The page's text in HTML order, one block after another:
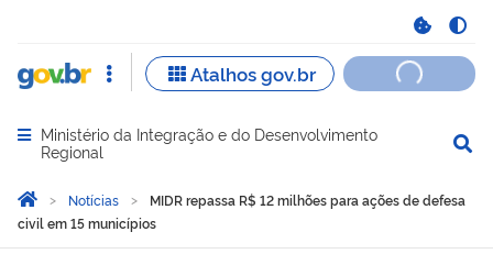
Abrir menu principal de navegação
Ministério da Integração e do Desenvolvimento
Regional
Você está aqui:
Página Inicial
Notícias
MIDR repassa R$ 12 milhões para ações de defesa
civil em 15 municípios